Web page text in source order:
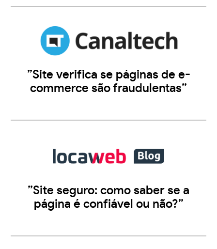
”Site verifica se páginas de e-
commerce são fraudulentas”
”Site seguro: como saber se a
página é confiável ou não?”